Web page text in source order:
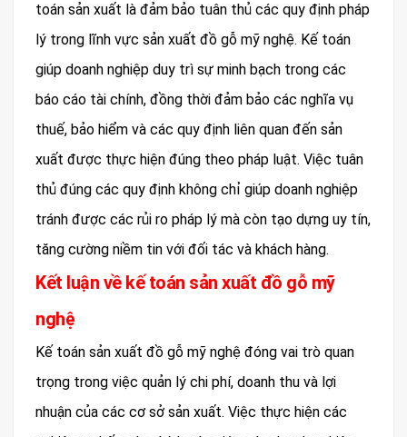
toán sản xuất là đảm bảo tuân thủ các quy định pháp
lý trong lĩnh vực sản xuất đồ gỗ mỹ nghệ. Kế toán
giúp doanh nghiệp duy trì sự minh bạch trong các
báo cáo tài chính, đồng thời đảm bảo các nghĩa vụ
thuế, bảo hiểm và các quy định liên quan đến sản
xuất được thực hiện đúng theo pháp luật. Việc tuân
thủ đúng các quy định không chỉ giúp doanh nghiệp
tránh được các rủi ro pháp lý mà còn tạo dựng uy tín,
tăng cường niềm tin với đối tác và khách hàng.
Kết luận về kế toán sản xuất đồ gỗ mỹ
nghệ
Kế toán sản xuất đồ gỗ mỹ nghệ đóng vai trò quan
trọng trong việc quản lý chi phí, doanh thu và lợi
nhuận của các cơ sở sản xuất. Việc thực hiện các